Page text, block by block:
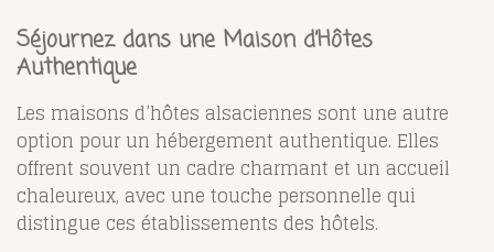
Séjournez dans une Maison d’Hôtes
Authentique
Les maisons d’hôtes alsaciennes sont une autre
option pour un hébergement authentique. Elles
offrent souvent un cadre charmant et un accueil
chaleureux, avec une touche personnelle qui
distingue ces établissements des hôtels.